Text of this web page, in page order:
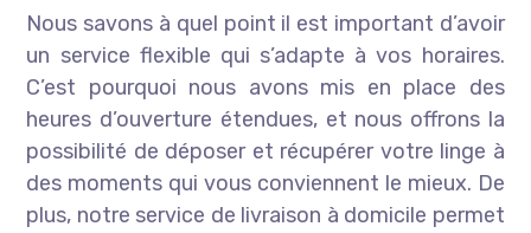
Nous savons à quel point il est important d’avoir
un service flexible qui s’adapte à vos horaires.
C’est pourquoi nous avons mis en place des
heures d’ouverture étendues, et nous offrons la
possibilité de déposer et récupérer votre linge à
des moments qui vous conviennent le mieux. De
plus, notre service de livraison à domicile permet